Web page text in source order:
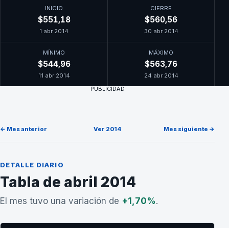
INICIO
$551,18
1 abr 2014
CIERRE
$560,56
30 abr 2014
MÍNIMO
$544,96
11 abr 2014
MÁXIMO
$563,76
24 abr 2014
PUBLICIDAD
← Mes anterior Ver 2014 Mes siguiente →
DETALLE DIARIO
Tabla de abril 2014
El mes tuvo una variación de +1,70%.